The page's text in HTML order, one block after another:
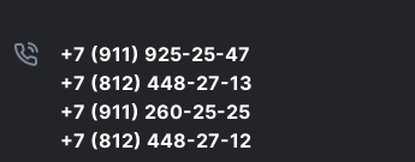
+7 (911) 925-25-47
+7 (812) 448-27-13
+7 (911) 260-25-25
+7 (812) 448-27-12